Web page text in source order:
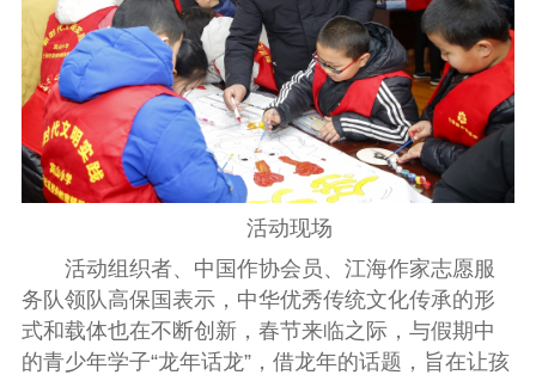
活动现场
活动组织者、中国作协会员、江海作家志愿服
务队领队高保国表示，中华优秀传统文化传承的形
式和载体也在不断创新，春节来临之际，与假期中
的青少年学子“龙年话龙”，借龙年的话题，旨在让孩